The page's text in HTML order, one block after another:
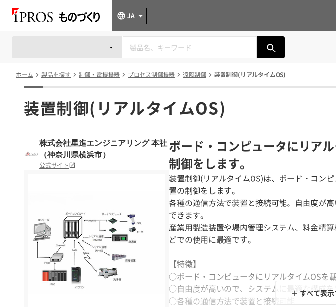
JA
ホーム 製品を探す 制御・電機機器 プロセス制御機器 遠隔制御 装置制御(リアルタイムOS)
装置制御(リアルタイムOS)
ボード・コンピュータにリア
制御をします。
装置制御(リアルタイムOS)は、ボード・コン
置の制御をします。
各種の通信方法で装置と接続可能。自由度が
できます。
産業用製造装置や場内管理システム、料金精
どでの使用に最適です。
【特徴】
○ボード・コンピュータにリアルタイムOSを
○自由度が高いので、システムに最適な構成を
○各種の通信方法で装置と接続可能
＋ すべて表示
株式会社星進エンジニアリング 本社
（神奈川県横浜市）
公式サイト